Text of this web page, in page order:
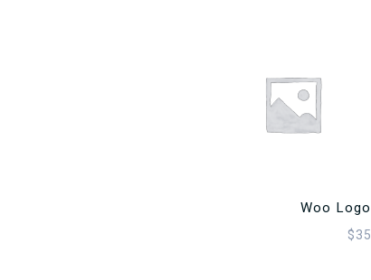
إضافة إلى السلة
Woo Logo
$35